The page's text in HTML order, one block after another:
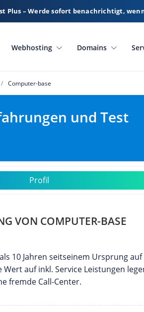
Plus – Werde sofort benachrichtigt,
Webhosting Domains
Computer-base
und Test
Profil
VON COMPUTER-BASE
10 Jahren seitseinem Ursprung
auf inkl. Service Leistungen
fremde Call-Center.